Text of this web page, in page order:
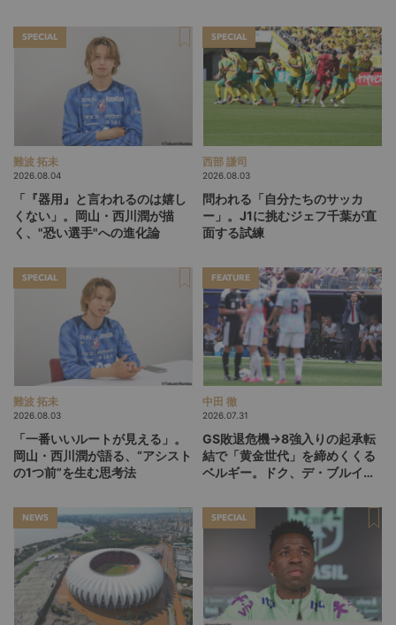
SPECIAL
難波 拓未
2026.08.04
「『器用』と言われるのは嬉し
くない」。岡山・西川潤が描
く、"恐い選手"への進化論
SPECIAL
西部 謙司
2026.08.03
問われる「自分たちのサッカ
ー」。J1に挑むジェフ千葉が直
面する試練
SPECIAL
難波 拓未
2026.08.03
「一番いいルートが見える」。
岡山・西川潤が語る、“アシスト
の1つ前”を生む思考法
FEATURE
中田 徹
2026.07.31
GS敗退危機→8強入りの起承転
結で「黄金世代」を締めくくる
ベルギー。ドク、デ・ブルイネ
ディ・ガルシア劇場の裏側
NEWS SPECIAL